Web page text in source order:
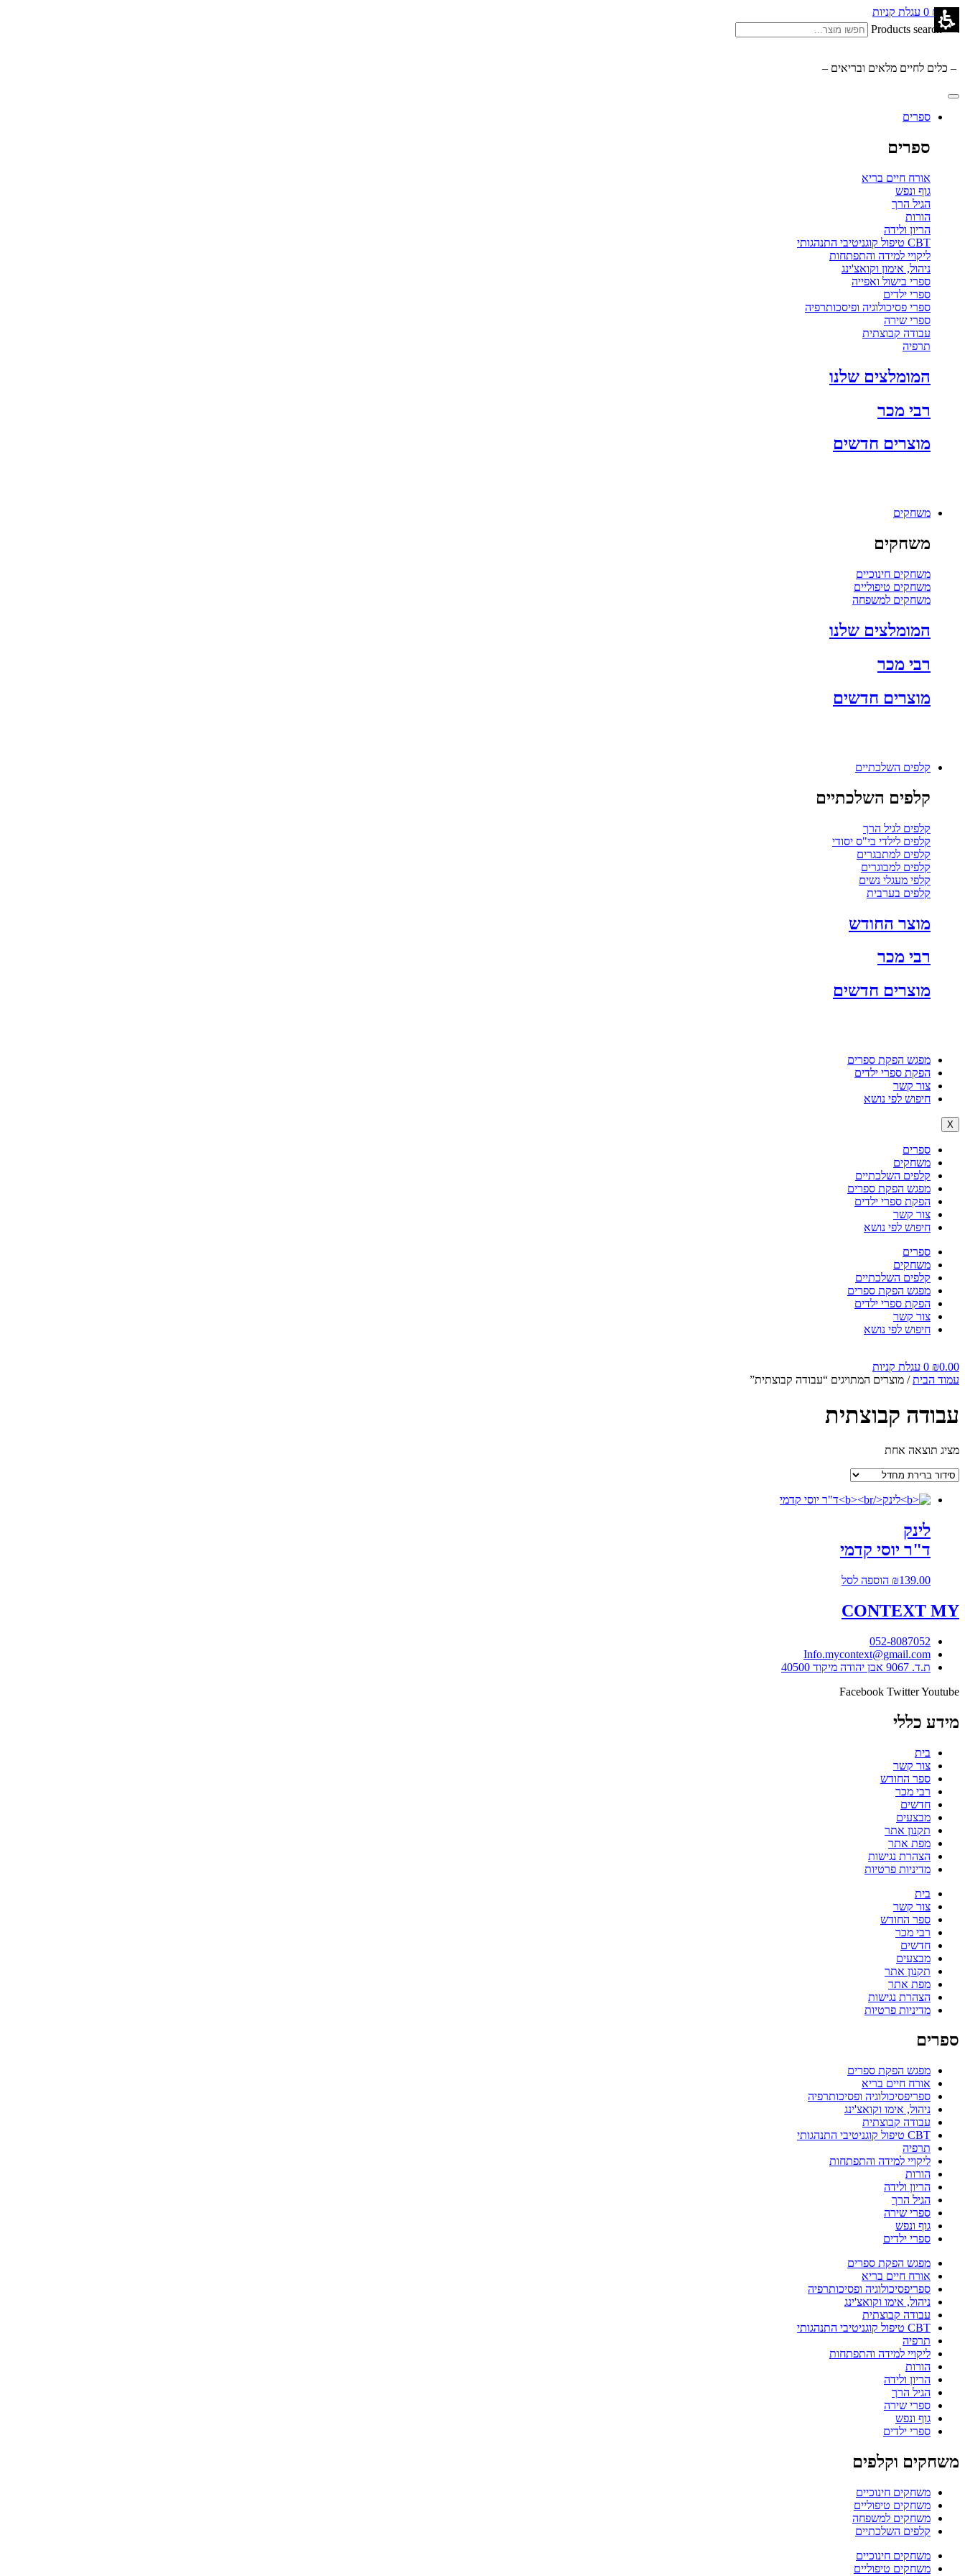
₪ 0.00
0 עגלת קניות
Products search
– כלים לחיים מלאים ובריאים –
ספרים
ספרים
אורח חיים בריא
גוף ונפש
הגיל הרך
הורות
הריון ולידה
CBT טיפול קוגניטיבי התנהגותי
ליקויי למידה והתפתחות
ניהול, אימון וקואצ'ינג
ספרי בישול ואפייה
ספרי ילדים
ספרי פסיכולוגיה ופיסכותרפיה
ספרי שירה
עבודה קבוצתית
תרפיה
המומלצים שלנו
רבי מכר
מוצרים חדשים
משחקים
משחקים
משחקים חינוכיים
משחקים טיפוליים
משחקים למשפחה
המומלצים שלנו
רבי מכר
מוצרים חדשים
קלפים השלכתיים
קלפים השלכתיים
קלפים לגיל הרך
קלפים לילדי בי"ס יסודי
קלפים למתבגרים
קלפים למבוגרים
קלפי מעגלי נשים
קלפים בערבית
מוצר החודש
רבי מכר
מוצרים חדשים
מפגש הפקת ספרים
הפקת ספרי ילדים
צור קשר
חיפוש לפי נושא
X
ספרים
משחקים
קלפים השלכתיים
מפגש הפקת ספרים
הפקת ספרי ילדים
צור קשר
חיפוש לפי נושא
ספרים
משחקים
קלפים השלכתיים
מפגש הפקת ספרים
הפקת ספרי ילדים
צור קשר
חיפוש לפי נושא
₪0.00
0 עגלת קניות
עמוד הבית/ מוצרים המתויגים “עבודה קבוצתית”
עבודה קבוצתית
מציג תוצאה אחת
לינק
ד"ר יוסי קדמי
₪139.00 הוספה לסל
CONTEXT MY
052-8087052
Info.mycontext@gmail.com
ת.ד. 9067 אבן יהודה מיקוד 40500
Facebook TwitterYoutube
מידע כללי
בית
צור קשר
ספר החודש
רבי מכר
חדשים
מבצעים
תקנון אתר
מפת אתר
הצהרת נגישות
מדיניות פרטיות
בית
צור קשר
ספר החודש
רבי מכר
חדשים
מבצעים
תקנון אתר
מפת אתר
הצהרת נגישות
מדיניות פרטיות
ספרים
מפגש הפקת ספרים
אורח חיים בריא
ספריפסיכולוגיה ופסיכותרפיה
ניהול, אימו וקואצ'ינג
עבודה קבוצתית
CBT טיפול קוגניטיבי התנהגותי
תרפיה
ליקויי למידה והתפתחות
הורות
הריון ולידה
הגיל הרך
ספרי שירה
גוף ונפש
ספרי ילדים
מפגש הפקת ספרים
אורח חיים בריא
ספריפסיכולוגיה ופסיכותרפיה
ניהול, אימו וקואצ'ינג
עבודה קבוצתית
CBT טיפול קוגניטיבי התנהגותי
תרפיה
ליקויי למידה והתפתחות
הורות
הריון ולידה
הגיל הרך
ספרי שירה
גוף ונפש
ספרי ילדים
משחקים וקלפים
משחקים חינוכיים
משחקים טיפוליים
משחקים למשפחה
קלפים השלכתיים
משחקים חינוכיים
משחקים טיפוליים